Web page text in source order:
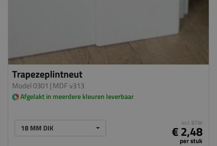
Trapezeplintneut
Model 0301 | MDF v313
Afgelakt in meerdere kleuren leverbaar
18 MM DIK incl. BTW
€ 2,48
per stuk